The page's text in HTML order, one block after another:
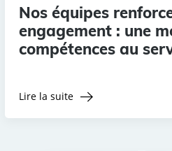
Nos équipes
engagement : une
compétences au
Lire la suite